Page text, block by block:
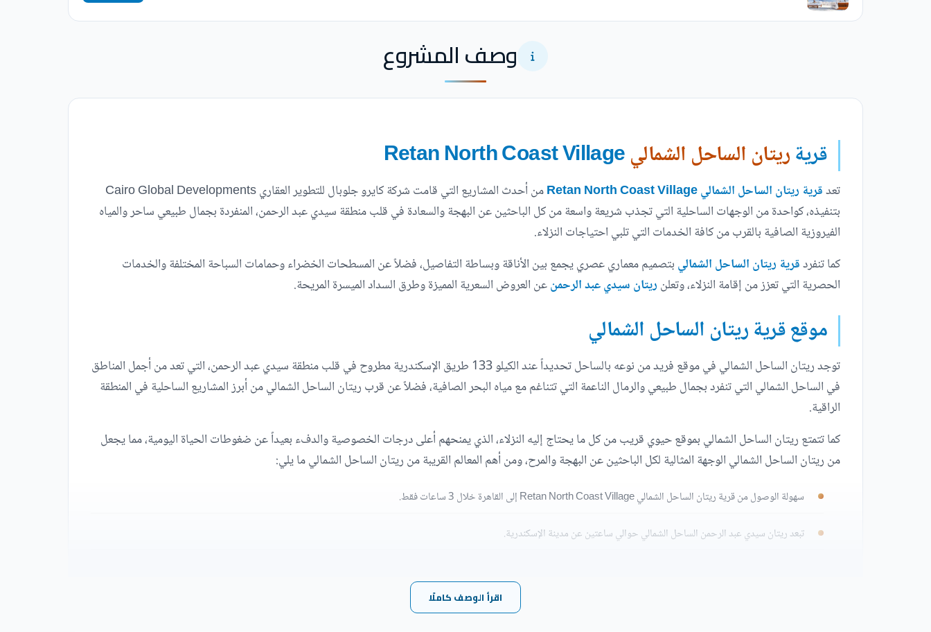
وصف المشروع
قريةريتان الساحل الشمالي
تعدقرية ريتان الساحل الشمالي Retan North Coast Village
من أحدث المشاريع التي قامت شركة كايرو جلوبال للتطوير العقاري Cairo Global Developments
بتنفيذه، كواحدة من الوجهات الساحلية التي تجذب شريعة واسعة من كل الباحثين عن البهجة والسعادة في قلب منطقة سيدي عبد الرحمن، المنفردة بجمال طبيعي ساحر والمياه
الفيروزية الصافية بالقرب من كافة الخدمات التي تلبي احتياجات النزلاء.
كما تنفردقرية ريتان الساحل الشمالي بتصميم معماري عصري يجمع بين الأناقة وبساطة التفاصيل، فضلاً عن المسطحات الخضراء وحمامات السباحة المختلفة والخدمات
الحصرية التي تعزز من إقامة النزلاء، وتعلن ريتان سيدي عبد الرحمنعن العروض السعرية المميزة وطرق السداد الميسرة المريحة.
موقع قرية ريتان الساحل الشمالي
توجد ريتان الساحل الشمالي في موقع فريد من نوعه بالساحل تحديداً عند الكيلو 133 طريق الإسكندرية مطروح في قلب منطقة سيدي عبد الرحمن، التي تعد من أجمل المناطق
في الساحل الشمالي التي تنفرد بجمال طبيعي والرمال الناعمة التي تتناغم مع مياه البحر الصافية، فضلاً عن قرب ريتان الساحل الشمالي من أبرز المشاريع الساحلية في المنطقة
الراقية.
كما تتمتع ريتان الساحل الشمالي بموقع حيوي قريب من كل ما يحتاج إليه النزلاء، الذي يمنحهم أعلى درجات الخصوصية والدفء بعيداً عن ضغوطات الحياة اليومية، مما يجعل
من ريتان الساحل الشمالي الوجهة المثالية لكل الباحثين عن البهجة والمرح، ومن أهم المعالم القريبة من ريتان الساحل الشمالي ما يلي:
سهولة الوصول من قرية ريتان الساحل الشمالي Retan North Coast Village إلى القاهرة خلال 3 ساعات فقط.
تبعد ريتان سيدي عبد الرحمن الساحل الشمالي حوالي ساعتين عن مدينة الإسكندرية.
اقرأ الوصف كاملًا